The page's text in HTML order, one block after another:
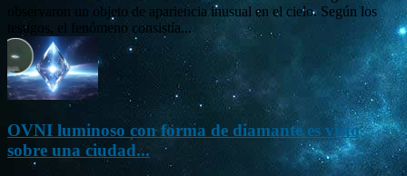
observaron un objeto de apariencia inusual en el cielo. Según los
testigos, el fenómeno consistía...
OVNI luminoso con forma de diamante es visto
sobre una ciudad...